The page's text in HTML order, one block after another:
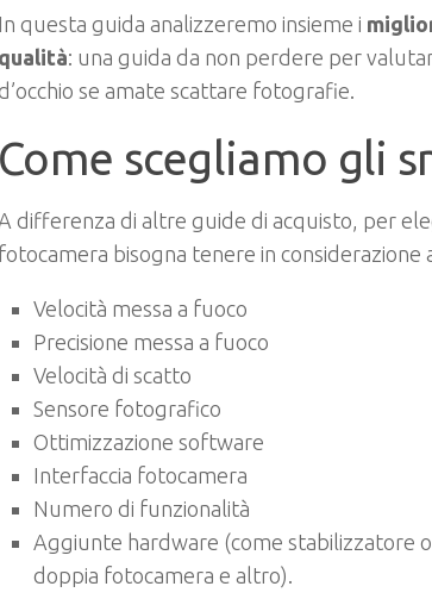
In questa guida analizzeremo insieme i
qualità: una guida da non perdere per
se amate scattare fotografie.
Come scegliamo gli
differenza di altre guide di acquisto, per
fotocamera bisogna tenere in considerazione
Velocità messa a fuoco
Precisione messa a fuoco
Velocità di scatto
Sensore fotografico
Ottimizzazione software
Interfaccia fotocamera
Numero di funzionalità
Aggiunte hardware (come stabilizzatore
doppia fotocamera e altro).